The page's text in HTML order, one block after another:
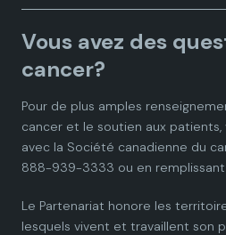
a
d
a
n
P
a
d
a
n
P
a
d
a
n
P
Vous avez des
cancer?
Pour de plus amples
cancer et le soutien aux
avec la Société canadienne du
888-939-3333 ou en
Le Partenariat honore les
lesquels vivent et travaillent son